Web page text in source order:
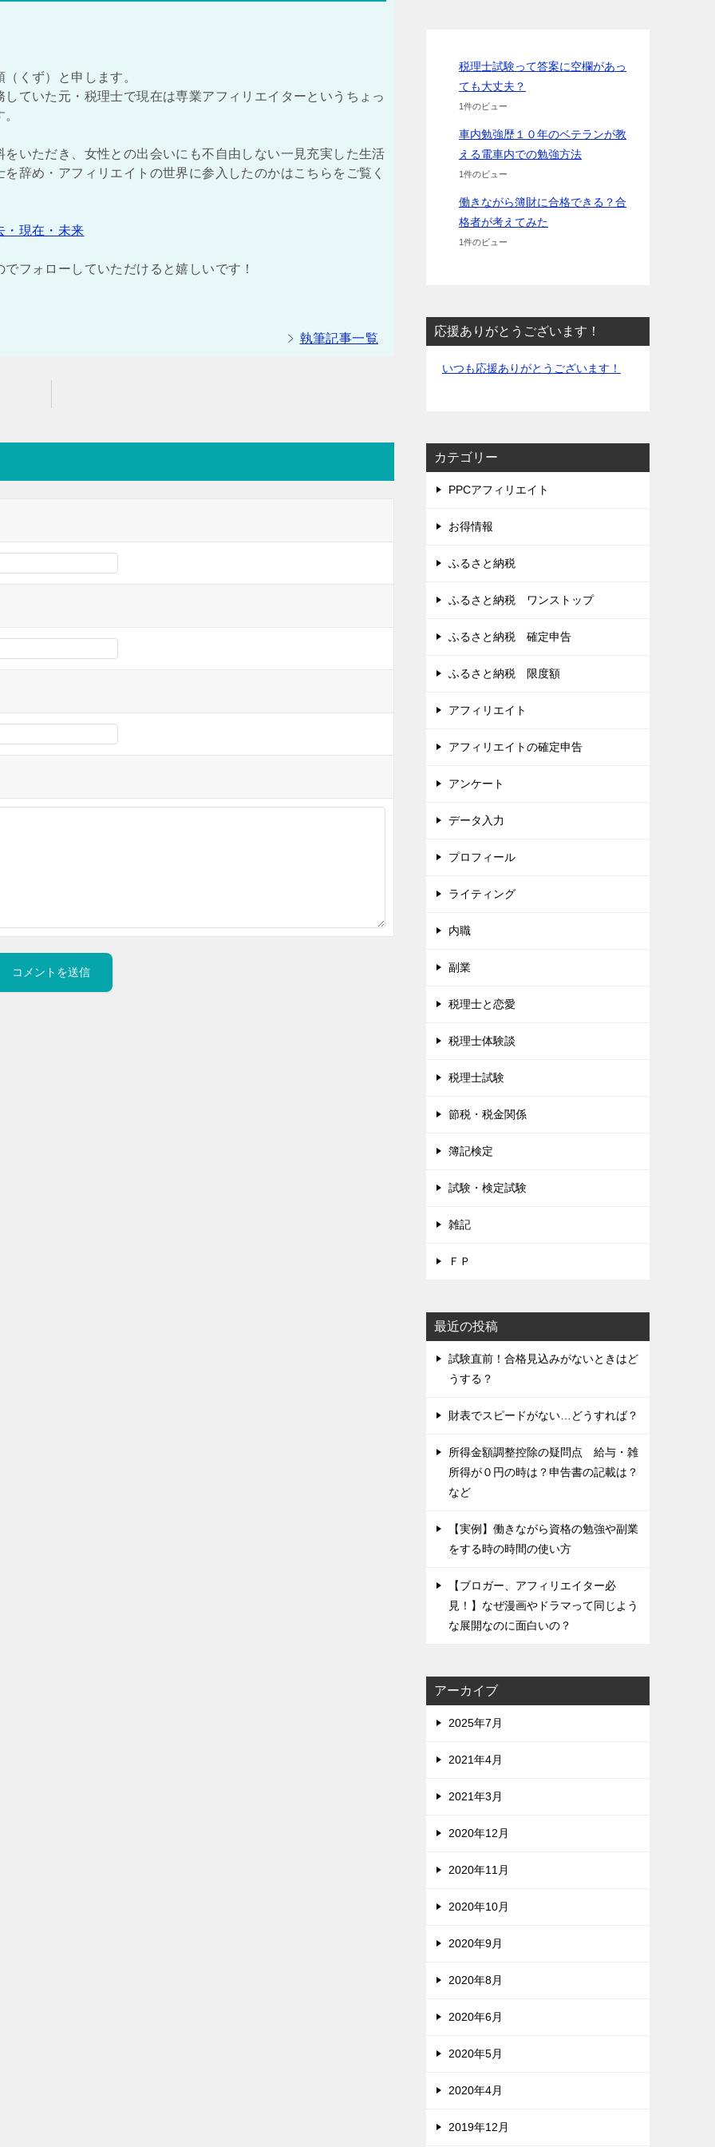
くず）と申します。
ていた元・税理士で現在は専業アフィリエイターというちょっ
いただき、女性との出会いにも不自由しない一見充実した生活
辞め・アフィリエイトの世界に参入したのかはこちらをご覧く
・現在・未来
フォローしていただけると嬉しいです！
執筆記事一覧
税理士試験って答案に空欄があっ
ても大丈夫？
1件のビュー
車内勉強歴１０年のベテランが教
える電車内での勉強方法
1件のビュー
働きながら簿財に合格できる？合
格者が考えてみた
1件のビュー
応援ありがとうございます！
いつも応援ありがとうございます！
カテゴリー
PPCアフィリエイト
お得情報
ふるさと納税
ふるさと納税 ワンストップ
ふるさと納税 確定申告
ふるさと納税 限度額
アフィリエイト
アフィリエイトの確定申告
アンケート
データ入力
プロフィール
ライティング
内職
副業
税理士と恋愛
税理士体験談
税理士試験
節税・税金関係
簿記検定
試験・検定試験
雑記
ＦＰ
最近の投稿
試験直前！合格見込みがないときはど
うする？
財表でスピードがない…どうすれば？
所得金額調整控除の疑問点 給与・雑
所得が０円の時は？申告書の記載は？
など
【実例】働きながら資格の勉強や副業
をする時の時間の使い方
【ブロガー、アフィリエイター必
見！】なぜ漫画やドラマって同じよう
な展開なのに面白いの？
アーカイブ
2025年7月
2021年4月
2021年3月
2020年12月
2020年11月
2020年10月
2020年9月
2020年8月
2020年6月
2020年5月
2020年4月
2019年12月